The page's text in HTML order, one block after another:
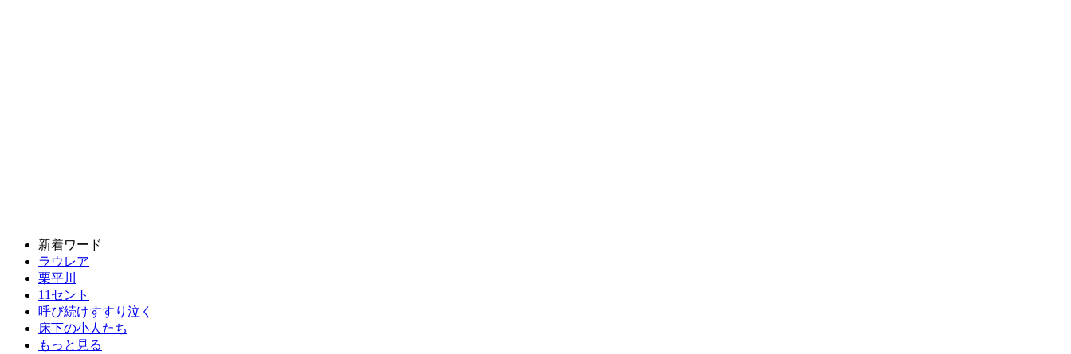
新着ワード
ラウレア
栗平川
11セント
呼び続けすすり泣く
床下の小人たち
もっと見る